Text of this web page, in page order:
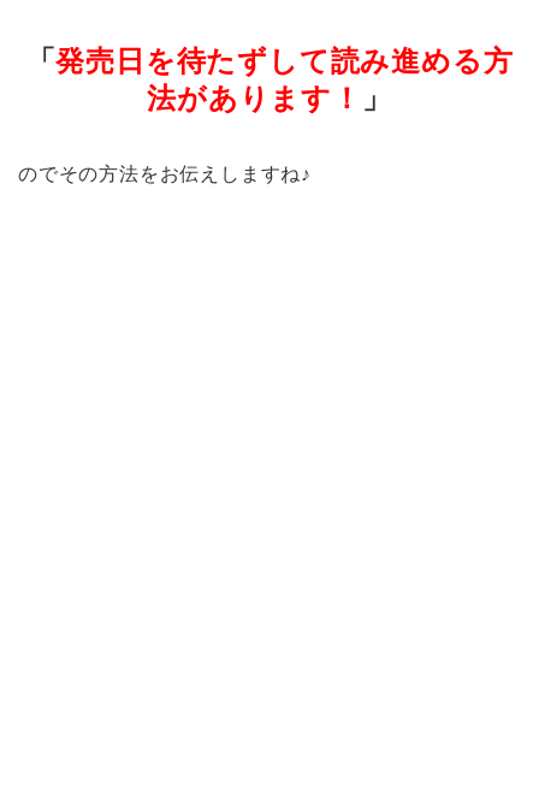
「発売日を待たずして読み進める方
法があります！
」
のでその方法をお伝えしますね♪